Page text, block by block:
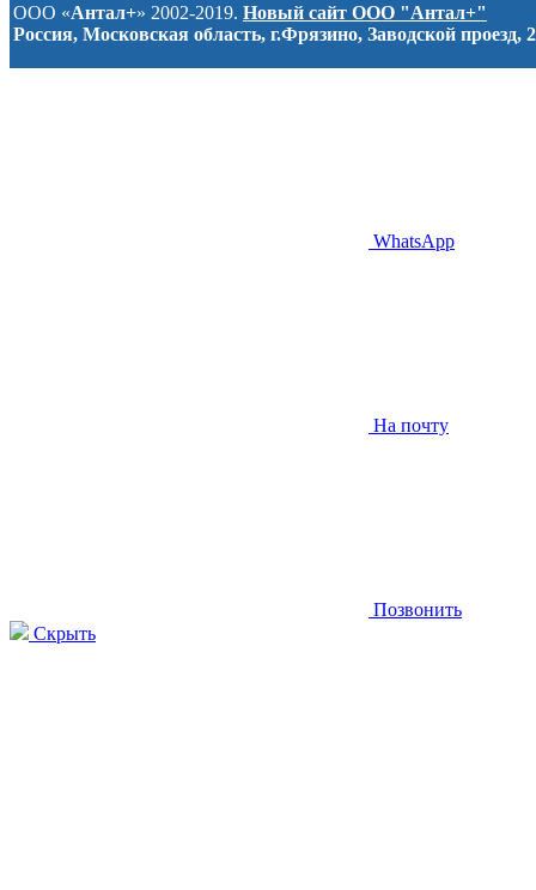
ООО «Антал+» 2002-2019. Новый сайт ООО "Антал+"
Россия, Московская область, г.Фрязино, Заводской проезд, 2
WhatsApp
На почту
Позвонить
Скрыть